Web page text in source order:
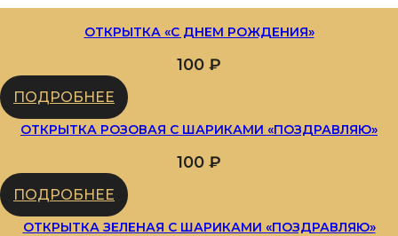
ОТКРЫТКА «С ДНЕМ РОЖДЕНИЯ»
100 ₽
ПОДРОБНЕЕ
ОТКРЫТКА РОЗОВАЯ С ШАРИКАМИ «ПОЗДРАВЛЯЮ»
100 ₽
ПОДРОБНЕЕ
ОТКРЫТКА ЗЕЛЕНАЯ С ШАРИКАМИ «ПОЗДРАВЛЯЮ»